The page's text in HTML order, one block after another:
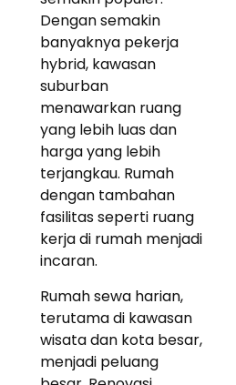
Dengan semakin
banyaknya pekerja
hybrid, kawasan
suburban
menawarkan ruang
yang lebih luas dan
harga yang lebih
terjangkau. Rumah
dengan tambahan
fasilitas seperti ruang
kerja di rumah menjadi
incaran.
Rumah sewa harian,
terutama di kawasan
wisata dan kota besar,
menjadi peluang